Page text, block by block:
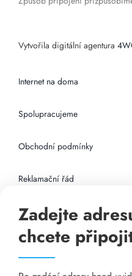
Vytvořila digitální agentura
Internet na doma
Spolupracujeme
Obchodní podmínky
Reklamační řád
Připojení k internetu
Odkazy
Zadejte
chcete